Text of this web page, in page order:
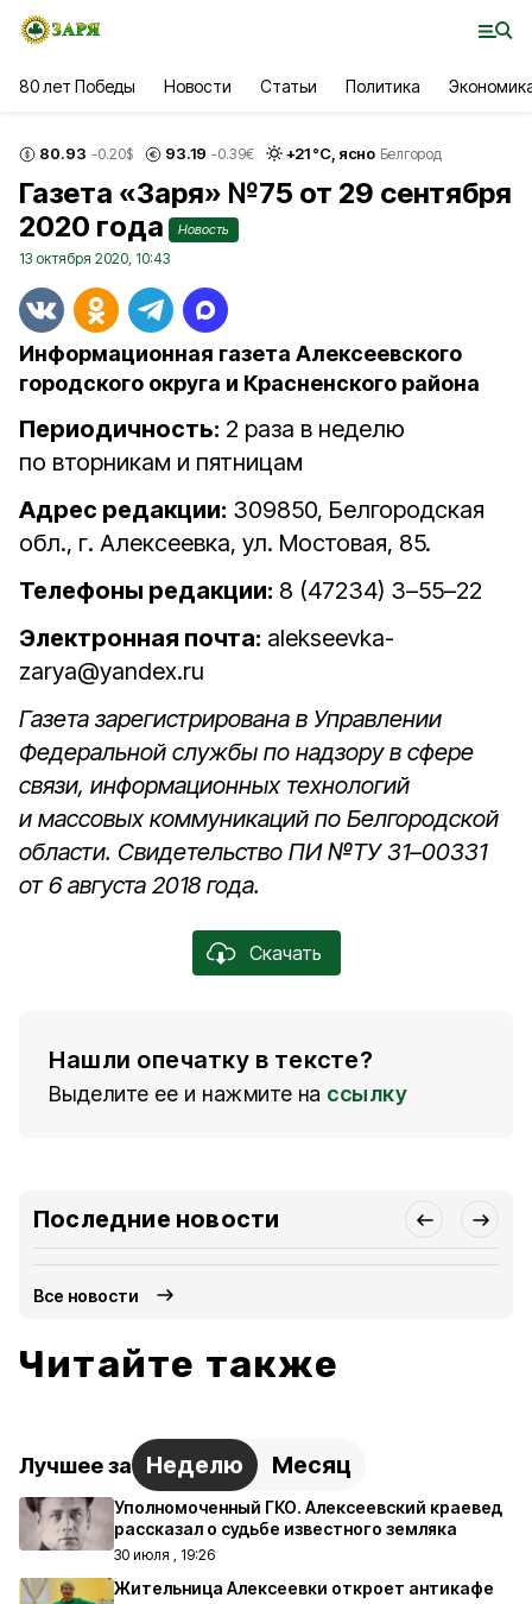
80 лет Победы Новости Статьи Политика
80.93 -0.20$ 93.19 -0.39€ +21°С, ясно Белгород
Газета «Заря» №75 от 29 сентября
2020 года
Новость
13 октября 2020, 10:43
Информационная газета Алексеевского
городского округа и Красненского района
Периодичность: 2 раза в неделю
по вторникам и пятницам
Адрес редакции: 309850, Белгородская
обл., г. Алексеевка, ул. Мостовая, 85.
Телефоны редакции: 8 (47234) 3–55–22
Электронная почта: alekseevka-
zarya@yandex.ru
Газета зарегистрирована в Управлении
Федеральной службы по надзору в сфере
связи, информационных технологий
и массовых коммуникаций по Белгородской
области. Свидетельство ПИ №ТУ 31–00331
от 6 августа 2018 года.
Скачать
Нашли опечатку в тексте?
Выделите ее и нажмите на ссылку
Последние новости
Все новости
Читайте также
Лучшее за Неделю Месяц
Уполномоченный ГКО. Алексеевский краевед
рассказал о судьбе известного земляка
30 июля , 19:26
Жительница Алексеевки откроет антикафе